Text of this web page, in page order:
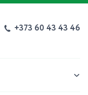
+373 60 43 43 46